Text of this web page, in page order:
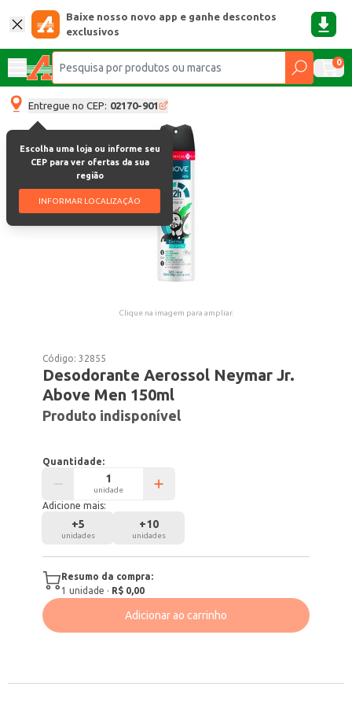
Baixe nosso novo app e ganhe descontos
exclusivos
0
Entregue no CEP: 02170-901
Escolha uma loja ou informe seu
CEP para ver ofertas da sua
região
INFORMAR LOCALIZAÇÃO
Clique na imagem para ampliar.
Código:32855
Desodorante Aerossol Neymar Jr.
Above Men 150ml
Produto indisponível
Quantidade:
unidade
Adicione mais:
+5
unidades
+10
unidades
Resumo da compra:
1 unidade · R$ 0,00
Adicionar ao carrinho